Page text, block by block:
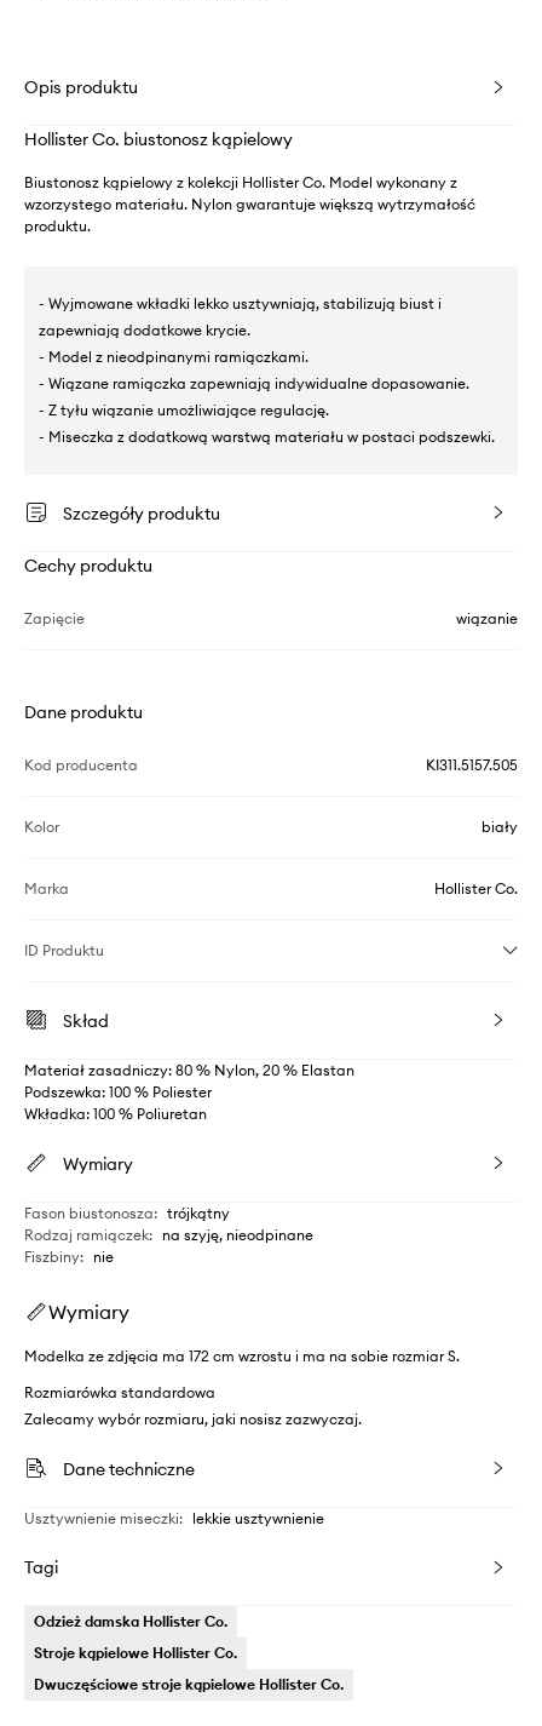
Opis produktu
Hollister Co. biustonosz kąpielowy
Biustonosz kąpielowy z kolekcji Hollister Co. Model wykonany z
wzorzystego materiału. Nylon gwarantuje większą wytrzymałość
produktu.
- Wyjmowane wkładki lekko usztywniają, stabilizują biust i
zapewniają dodatkowe krycie.
- Model z nieodpinanymi ramiączkami.
- Wiązane ramiączka zapewniają indywidualne dopasowanie.
- Z tyłu wiązanie umożliwiające regulację.
- Miseczka z dodatkową warstwą materiału w postaci podszewki.
Szczegóły produktu
Cechy produktu
Zapięcie wiązanie
Dane produktu
Kod producenta KI311.5157.505
Kolor biały
Marka Hollister Co.
ID Produktu
Skład
Materiał zasadniczy: 80 % Nylon, 20 % Elastan
Podszewka: 100 % Poliester
Wkładka: 100 % Poliuretan
Wymiary
Fason biustonosza: trójkątny
Rodzaj ramiączek: na szyję, nieodpinane
Fiszbiny: nie
Wymiary
Modelka ze zdjęcia ma 172 cm wzrostu i ma na sobie rozmiar S.
Rozmiarówka standardowa
Zalecamy wybór rozmiaru, jaki nosisz zazwyczaj.
Dane techniczne
Usztywnienie miseczki: lekkie usztywnienie
Tagi
Odzież damska Hollister Co.
Stroje kąpielowe Hollister Co.
Dwuczęściowe stroje kąpielowe Hollister Co.